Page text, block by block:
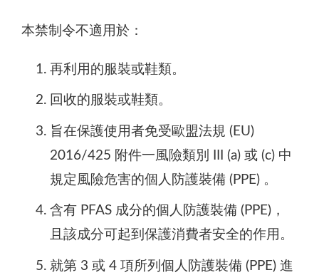
本禁制令不適用於：
再利用的服裝或鞋類。
回收的服裝或鞋類。
旨在保護使用者免受歐盟法規 (EU)
2016/425 附件一風險類別 III (a) 或 (c) 中
規定風險危害的個人防護裝備 (PPE) 。
含有 PFAS 成分的個人防護裝備 (PPE)，
且該成分可起到保護消費者安全的作用。
就第 3 或 4 項所列個人防護裝備 (PPE) 進